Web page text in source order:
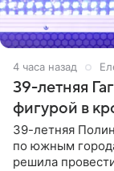
4 часа назад
39-летняя
фигурой в
39-летняя
по южным
решила